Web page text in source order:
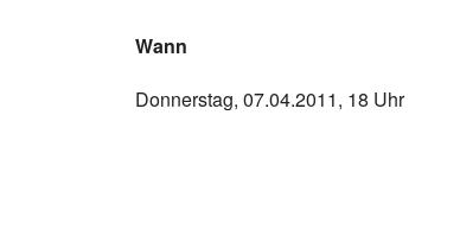
Wann
Donnerstag, 07.04.2011, 18 Uhr